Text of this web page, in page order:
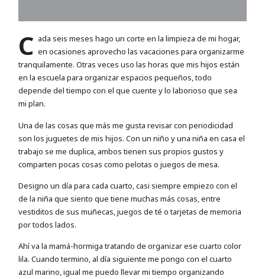
C ada seis meses hago un corte en la limpieza de mi hogar,
en ocasiones aprovecho las vacaciones para organizarme
tranquilamente. Otras veces uso las horas que mis hijos están
en la escuela para organizar espacios pequeños, todo
depende del tiempo con el que cuente y lo laborioso que sea
mi plan.
Una de las cosas que más me gusta revisar con periodicidad
son los juguetes de mis hijos. Con un niño y una niña en casa el
trabajo se me duplica, ambos tienen sus propios gustos y
comparten pocas cosas como pelotas o juegos de mesa.
Designo un día para cada cuarto, casi siempre empiezo con el
de la niña que siento que tiene muchas más cosas, entre
vestiditos de sus muñecas, juegos de té o tarjetas de memoria
por todos lados.
Ahí va la mamá-hormiga tratando de organizar ese cuarto color
lila. Cuando termino, al día siguiente me pongo con el cuarto
azul marino, igual me puedo llevar mi tiempo organizando